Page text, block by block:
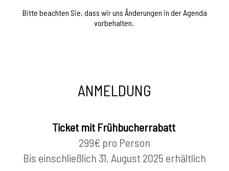
Bitte beachten Sie, dass wir uns Änderungen in der Agenda
vorbehalten.
ANMELDUNG
Ticket mit Frühbucherrabatt
299€ pro Person
Bis einschließlich 31. August 2025 erhältlich